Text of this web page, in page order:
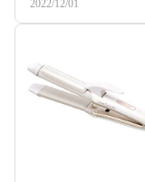
2022/12/01